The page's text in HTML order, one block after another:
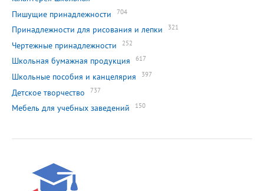
Пишущие принадлежности 704
Принадлежности для рисования и лепки 321
Чертежные принадлежности 252
Школьная бумажная продукция 617
Школьные пособия и канцелярия 397
Детское творчество 737
Мебель для учебных заведений 150